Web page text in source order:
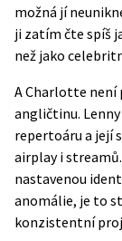
možná jí
ji zatím čte spíš
než jako
A Charlotte není
angličtinu.
repertoáru a její
airplay i
nastavenou
anomálie, je to
konzistentní